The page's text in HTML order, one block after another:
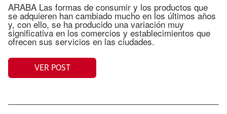
ARABA Las formas de consumir y los productos que
se adquieren han cambiado mucho en los últimos años
y, con ello, se ha producido una variación muy
significativa en los comercios y establecimientos que
ofrecen sus servicios en las ciudades.
VER POST